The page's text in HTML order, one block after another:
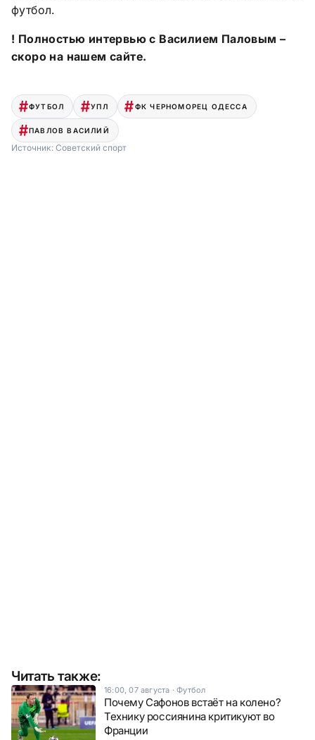
футбол.
! Полностью интервью с Василием Паловым –
скоро на нашем сайте.
ФУТБОЛ УПЛ ФК ЧЕРНОМОРЕЦ ОДЕССА
ПАВЛОВ ВАСИЛИЙ
Источник: Советский спорт
Читать также:
16:00, 07 августа ·Футбол
Почему Сафонов встаёт на колено?
Технику россиянина критикуют во
Франции